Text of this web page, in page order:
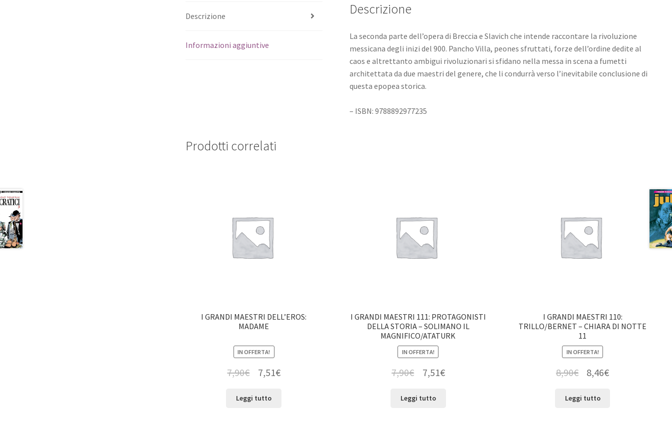
Descrizione
Informazioni aggiuntive
Descrizione
La seconda parte dell’opera di Breccia e Slavich che intende raccontare la rivoluzione
messicana degli inizi del 900. Pancho Villa, peones sfruttati, forze dell’ordine dedite al
caos e altrettanto ambigui rivoluzionari si sfidano nella messa in scena a fumetti
architettata da due maestri del genere, che li condurrà verso l’inevitabile conclusione di
questa epopea storica.
– ISBN: 9788892977235
Prodotti correlati
I GRANDI MAESTRI DELL’EROS:
MADAME
IN OFFERTA!
7,90€ 7,51€
Leggi tutto
I GRANDI MAESTRI 111: PROTAGONISTI
DELLA STORIA – SOLIMANO IL
MAGNIFICO/ATATURK
IN OFFERTA!
7,90€ 7,51€
Leggi tutto
I GRANDI MAESTRI 110:
TRILLO/BERNET – CHIARA DI NOTTE
11
IN OFFERTA!
8,90€ 8,46€
Leggi tutto